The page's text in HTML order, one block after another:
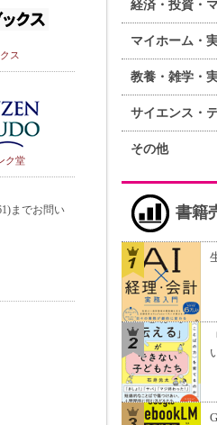
ス
ク堂
までお問い
経済・投資・
マイホーム・
教養・雑学・
サイエンス・
その他
書籍